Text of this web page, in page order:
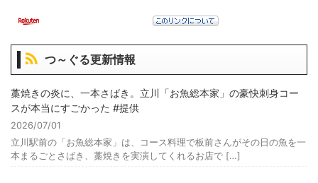
つ～ぐる更新情報
藁焼きの炎に、一本さばき。立川「お魚総本家」の豪快刺身コー
スが本当にすごかった #提供
2026/07/01
立川駅前の「お魚総本家」は、コース料理で板前さんがその日の魚を一
本まるごとさばき、藁焼きを実演してくれるお店で […]